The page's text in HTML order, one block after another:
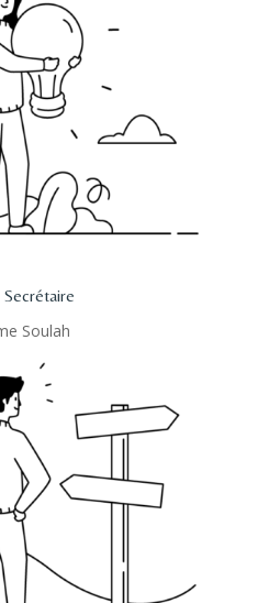
Secrétaire
Soulah